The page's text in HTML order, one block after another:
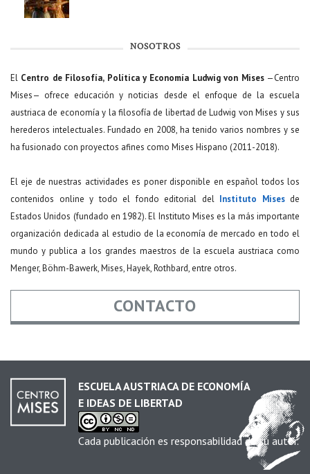
NOSOTROS
El Centro de Filosofía, Política y Economía Ludwig von Mises—Centro
Mises— ofrece educación y noticias desde el enfoque de la escuela
austriaca de economía y la filosofía de libertad de Ludwig von Mises y sus
herederos intelectuales. Fundado en 2008, ha tenido varios nombres y se
ha fusionado con proyectos afines como Mises Hispano (2011-2018).
El eje de nuestras actividades es poner disponible en español todos los
contenidos online y todo el fondo editorial del Instituto Misesde
Estados Unidos (fundado en 1982). El Instituto Mises es la más importante
organización dedicada al estudio de la economía de mercado en todo el
mundo y publica a los grandes maestros de la escuela austriaca como
Menger, Böhm-Bawerk, Mises, Hayek, Rothbard, entre otros.
CONTACTO
Email *
ESCUELA AUSTRIACA DE ECONOMÍA
E IDEAS DE LIBERTAD
Cada publicación es responsabilidad de su autor.